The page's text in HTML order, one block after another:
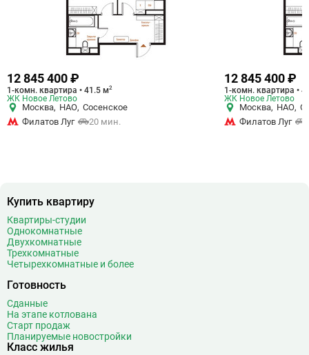
12 845 400 ₽
1-комн. квартира • 41.5 м2
ЖК Новое Летово
Москва, НАО, Сосенское
Филатов Луг
20 мин.
12 845 400 ₽
1-комн. квартира •
ЖК Новое Летово
Москва, НАО,
Филатов Луг
Купить квартиру
Квартиры-студии
Однокомнатные
Двухкомнатные
Трехкомнатные
Четырехкомнатные и более
Готовность
Сданные
На этапе котлована
Старт продаж
Планируемые новостройки
Класс жилья